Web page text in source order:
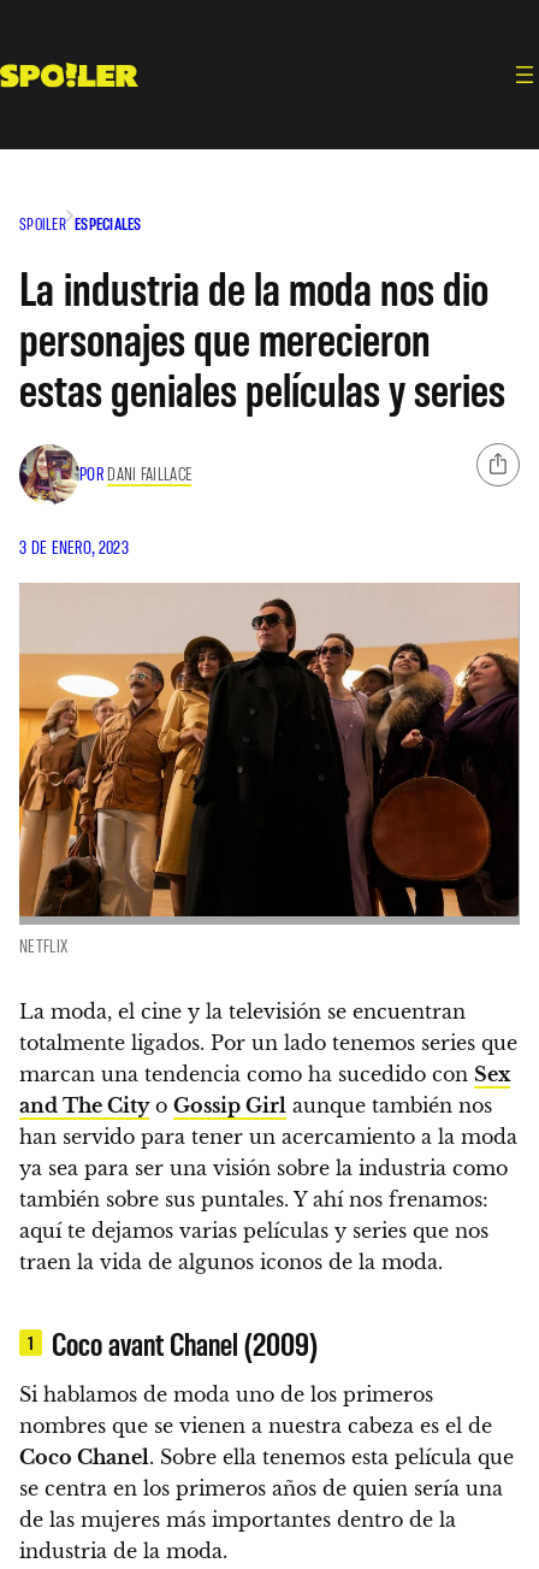
contenido
SPOILER ESPECIALES
La industria de la moda nos dio
personajes que merecieron
estas geniales películas y series
POR DANI FAILLACE
3 DE ENERO, 2023
NETFLIX
La moda, el cine y la televisión se encuentran
totalmente ligados. Por un lado tenemos series que
marcan una tendencia como ha sucedido con Sex
and The Cityo Gossip Girl aunque también nos
han servido para tener un acercamiento a la moda
ya sea para ser una visión sobre la industria como
también sobre sus puntales. Y ahí nos frenamos:
aquí te dejamos varias películas y series que nos
traen la vida de algunos iconos de la moda.
1 Coco avant Chanel (2009)
Si hablamos de moda uno de los primeros
nombres que se vienen a nuestra cabeza es el de
Coco Chanel. Sobre ella tenemos esta película que
se centra en los primeros años de quien sería una
de las mujeres más importantes dentro de la
industria de la moda.